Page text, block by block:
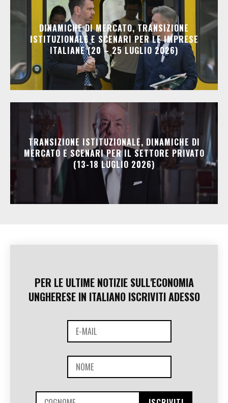
DINAMICHE DI MERCATO, TRANSIZIONE
ISTITUZIONALE E SCENARI PER LE IMPRESE
ITALIANE (20 – 25 LUGLIO 2026)
TRANSIZIONE ISTITUZIONALE, DINAMICHE DI
MERCATO E SCENARI PER IL SETTORE PRIVATO
(13-18 LUGLIO 2026)
PER LE ULTIME NOTIZIE SULL'ECONOMIA
UNGHERESE IN ITALIANO ISCRIVITI ADESSO